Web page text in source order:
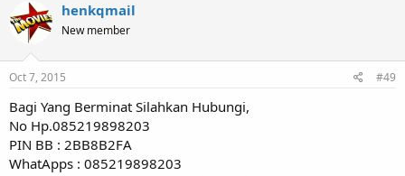
henkqmail
New member
Oct 7, 2015 #49
Bagi Yang Berminat Silahkan Hubungi,
No Hp.085219898203
PIN BB : 2BB8B2FA
WhatApps : 085219898203